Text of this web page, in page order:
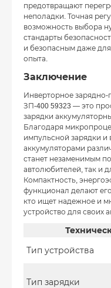
предотвращают
неполадки. Точная
возможность выбора
стандарты
и безопасным даже
опыта.
Заключение
Инверторное
ЗП-400 59323 — это
зарядки
Благодаря
импульсной зарядки и
аккумуляторами
станет незаменимым
автолюбителей, так и
Компактность,
функционал делают
кто ищет надежное и
устройство для своих
Тип устройства
Тип зарядки